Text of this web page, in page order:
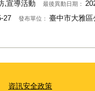
,宣導活動 最後異動日期：
27 發布單位： 臺中市大雅區
資訊安全政策